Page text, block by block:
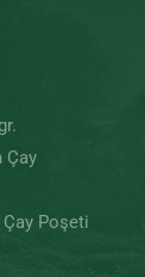
Çay
Poşeti